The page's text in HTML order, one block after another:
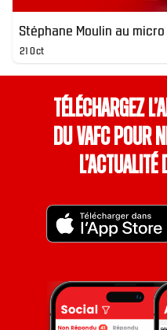
Stéphane Moulin au
21 Oct
Téléchargez
du VAFC pour
l’actualité